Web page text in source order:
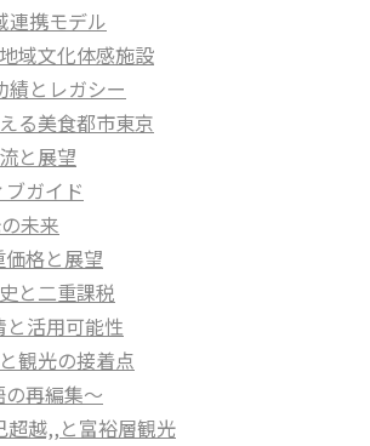
連携モデル
域文化体感施設
績とレガシー
る美食都市東京
と展望
ブガイド
未来
価格と展望
と二重課税
と活用可能性
観光の接着点
の再編集～
超越,,と富裕層観光